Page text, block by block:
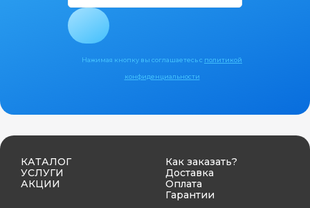
Нажимая кнопку вы соглашаетесь с политикой
конфиденциальности
КАТАЛОГ
УСЛУГИ
АКЦИИ
Как заказать?
Доставка
Оплата
Гарантии